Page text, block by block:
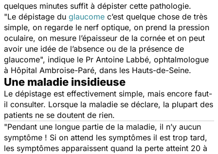
quelques minutes suffit à dépister cette pathologie.
"Le dépistage du glaucome c’est quelque chose de très
simple, on regarde le nerf optique, on prend la pression
oculaire, on mesure l’épaisseur de la cornée et on peut
avoir une idée de l’absence ou de la présence de
glaucome", indique le Pr Antoine Labbé, ophtalmologue
à Hôpital Ambroise-Paré, dans les Hauts-de-Seine.
Une maladie insidieuse
Le dépistage est effectivement simple, mais encore faut-
il consulter. Lorsque la maladie se déclare, la plupart des
patients ne se doutent de rien.
"Pendant une longue partie de la maladie, il n’y aucun
symptôme ! Si on attend les symptômes il est trop tard,
les symptômes apparaissent quand la perte atteint 20 à